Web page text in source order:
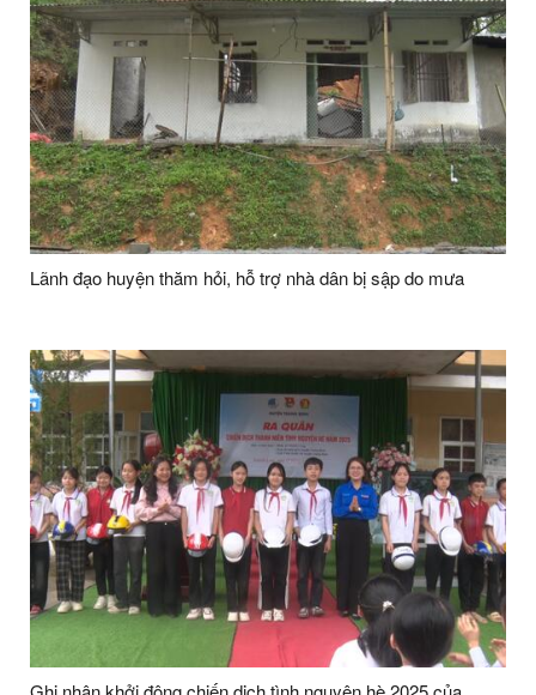
Lãnh đạo huyện thăm hỏi, hỗ trợ nhà dân bị sập do mưa